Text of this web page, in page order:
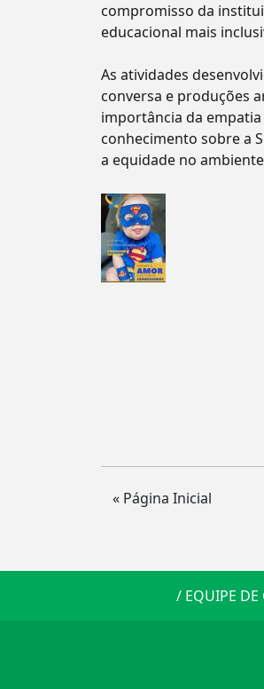
compromisso da
educacional mais
As atividades
conversa e produções
importância da
conhecimento sobre a
a equidade no
« Página Inicial
/ EQUIPE DE